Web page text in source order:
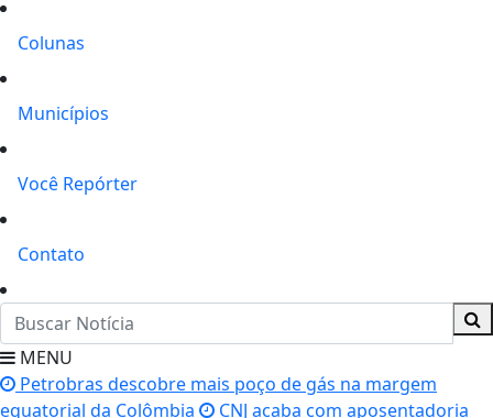
Colunas
Municípios
Você Repórter
Contato
MENU
Petrobras descobre mais poço de gás na margem
equatorial da Colômbia
CNJ acaba com aposentadoria